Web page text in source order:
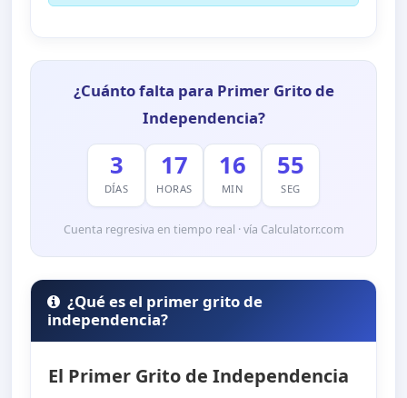
¿Cuánto falta para Primer Grito de
Independencia?
3
DÍAS
17
HORAS
16
MIN
55
SEG
Cuenta regresiva en tiempo real · vía Calculatorr.com
¿Qué es el primer grito de
independencia?
El Primer Grito de Independencia